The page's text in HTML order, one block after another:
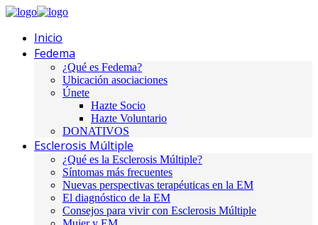
Inicio
Fedema
¿Qué es Fedema?
Ubicación asociaciones
Únete
Hazte Socio
Hazte Voluntario
DONATIVOS
Esclerosis Múltiple
¿Qué es la Esclerosis Múltiple?
Síntomas más frecuentes
Nuevas perspectivas terapéuticas en la EM
El diagnóstico de la EM
Consejos para vivir con Esclerosis Múltiple